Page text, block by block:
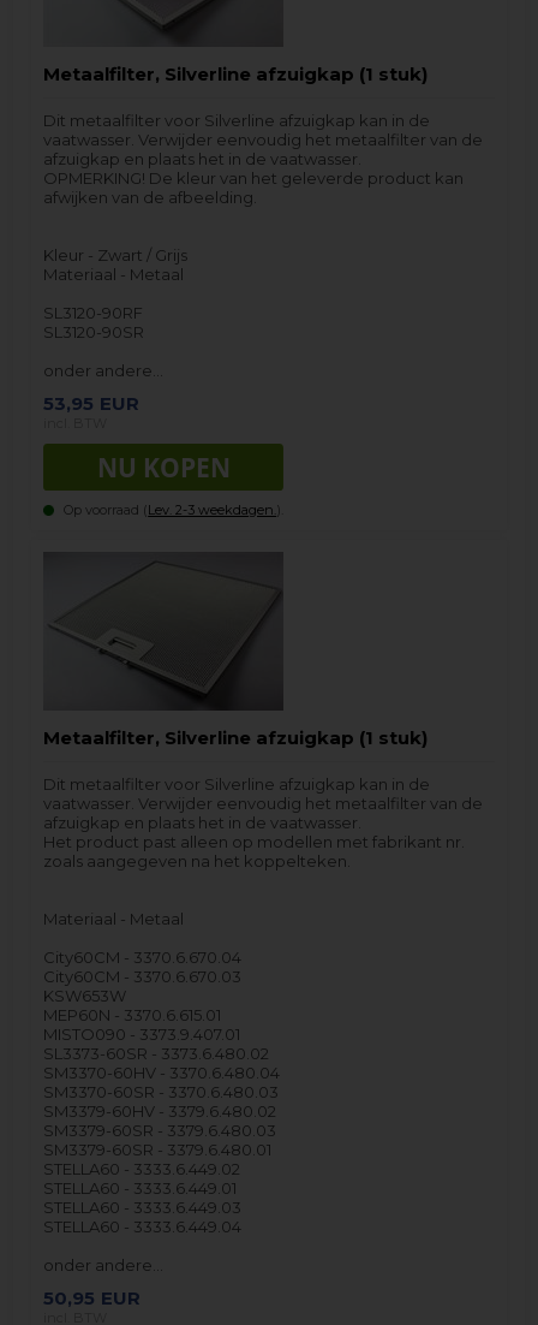
Metaalfilter, Silverline afzuigkap (1 stuk)
Dit metaalfilter voor Silverline afzuigkap kan in de
vaatwasser. Verwijder eenvoudig het metaalfilter van de
afzuigkap en plaats het in de vaatwasser.
OPMERKING! De kleur van het geleverde product kan
afwijken van de afbeelding.
Kleur - Zwart / Grijs
Materiaal - Metaal
SL3120-90RF
SL3120-90SR
onder andere…
53,95 EUR
Op voorraad (Lev. 2-3 weekdagen. ).
Metaalfilter, Silverline afzuigkap (1 stuk)
Dit metaalfilter voor Silverline afzuigkap kan in de
vaatwasser. Verwijder eenvoudig het metaalfilter van de
afzuigkap en plaats het in de vaatwasser.
Het product past alleen op modellen met fabrikant nr.
zoals aangegeven na het koppelteken.
Materiaal - Metaal
City60CM - 3370.6.670.04
City60CM - 3370.6.670.03
KSW653W
MEP60N - 3370.6.615.01
MISTO090 - 3373.9.407.01
SL3373-60SR - 3373.6.480.02
SM3370-60HV - 3370.6.480.04
SM3370-60SR - 3370.6.480.03
SM3379-60HV - 3379.6.480.02
SM3379-60SR - 3379.6.480.03
SM3379-60SR - 3379.6.480.01
STELLA60 - 3333.6.449.02
STELLA60 - 3333.6.449.01
STELLA60 - 3333.6.449.03
STELLA60 - 3333.6.449.04
onder andere…
50,95 EUR